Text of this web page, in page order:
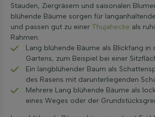
Stauden, Ziergräsern und saisonalen
blühende Bäume sorgen für
und passen gut zu einer Thujahecke als
Rahmen.
Lang blühende Bäume als Blickfang in
Gartens, zum Beispiel bei einer
Ein langblühender Baum als
des Rasens mit darunterliegenden
Mehrere Lang blühende Bäume als
eines Weges oder der